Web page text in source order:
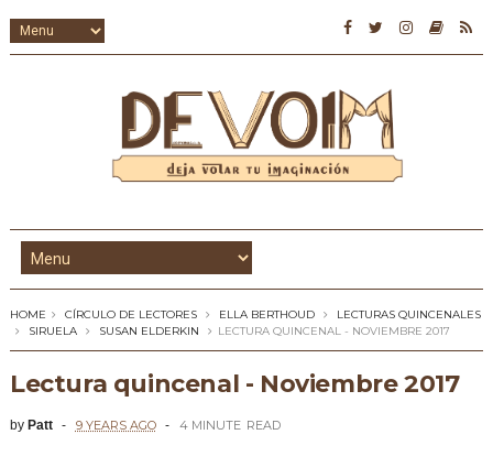
HOME CÍRCULO DE LECTORES ELLA BERTHOUD
LECTURAS QUINCENALES
SIRUELA
SUSAN ELDERKIN LECTURA QUINCENAL - NOVIEMBRE 2017
Lectura quincenal - Noviembre 2017
by Patt 9 YEARS AGO 4 MINUTE READ